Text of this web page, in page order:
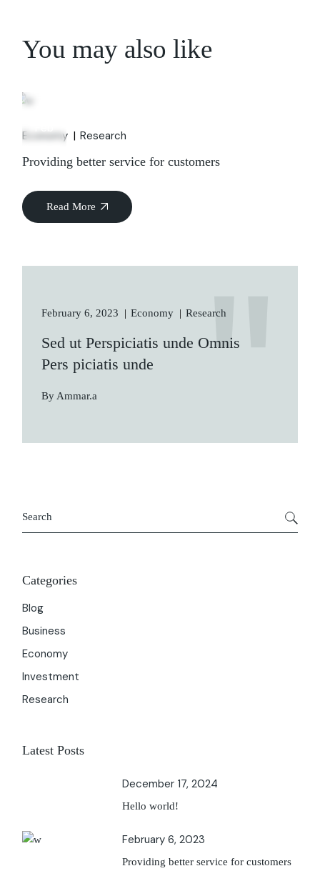
You may also like
Economy
Research
Providing better service for customers
Read More
February 6, 2023 Economy Research
Sed ut Perspiciatis unde Omnis
Pers piciatis unde
By Ammar.a
Categories
Blog
Business
Economy
Investment
Research
Latest Posts
December 17, 2024
Hello world!
February 6, 2023
Providing better service for customers